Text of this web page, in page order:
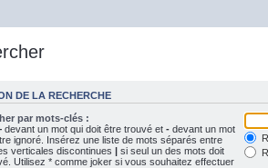
DE LA RECHERCHE
par mots-clés :
devant un mot qui doit être trouvé et - devant un mot
ignoré. Insérez une liste de mots séparés entre
verticales discontinues | si seul un des mots doit
Utilisez * comme joker si vous souhaitez effectuer